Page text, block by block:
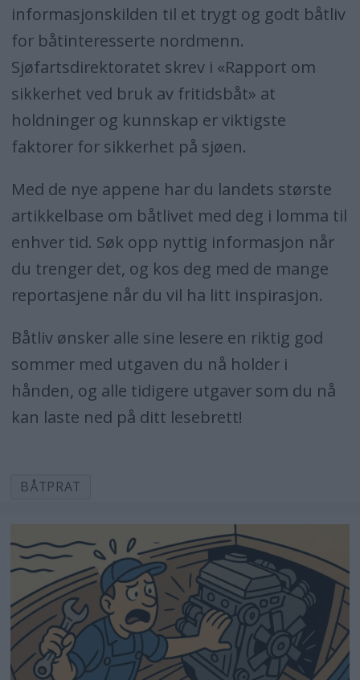
informasjonskilden til et trygt og godt båtliv
for båtinteresserte nordmenn.
Sjøfartsdirektoratet skrev i «Rapport om
sikkerhet ved bruk av fritidsbåt» at
holdninger og kunnskap er viktigste
faktorer for sikkerhet på sjøen.
Med de nye appene har du landets største
artikkelbase om båtlivet med deg i lomma til
enhver tid. Søk opp nyttig informasjon når
du trenger det, og kos deg med de mange
reportasjene når du vil ha litt inspirasjon.
Båtliv ønsker alle sine lesere en riktig god
sommer med utgaven du nå holder i
hånden, og alle tidigere utgaver som du nå
kan laste ned på ditt lesebrett!
BÅTPRAT